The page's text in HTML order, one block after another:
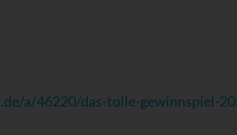
a/46220/das-tolle-gewinnspiel-